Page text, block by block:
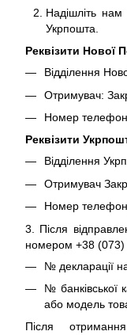
Надішліть
Укрпошта.
Реквізити Нової
Відділення
Отримувач:
Номер
Реквізити
Відділення
Отримувач
Номер
3. Після
номером +38 (073)
№ декларації
№ банківської
або модель
Після